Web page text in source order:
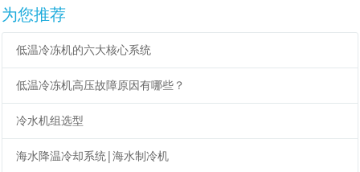
为您推荐
低温冷冻机的六大核心系统
低温冷冻机高压故障原因有哪些？
冷水机组选型
海水降温冷却系统|海水制冷机